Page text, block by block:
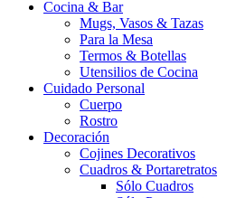
Cocina & Bar
Mugs, Vasos & Tazas
Para la Mesa
Termos & Botellas
Utensilios de Cocina
Cuidado Personal
Cuerpo
Rostro
Decoración
Cojines Decorativos
Cuadros & Portaretratos
Sólo Cuadros